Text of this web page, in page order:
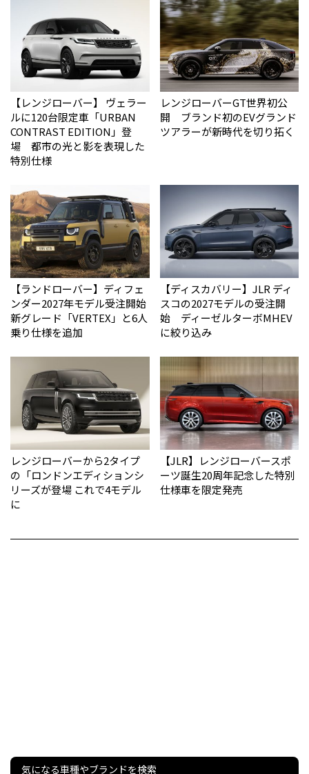
【レンジローバー】 ヴェラー
ルに120台限定車「URBAN
CONTRAST EDITION」登
場 都市の光と影を表現した
特別仕様
レンジローバーGT世界初公
開 ブランド初のEVグランド
ツアラーが新時代を切り拓く
【ランドローバー】ディフェ
ンダー2027年モデル受注開始
新グレード「VERTEX」と6人
乗り仕様を追加
【ディスカバリー】JLR ディ
スコの2027モデルの受注開
始 ディーゼルターボMHEV
に絞り込み
レンジローバーから2タイプ
の「ロンドンエディションシ
リーズが登場 これで4モデル
に
【JLR】レンジローバースポ
ーツ誕生20周年記念した特別
仕様車を限定発売
気になる車種やブランドを検索